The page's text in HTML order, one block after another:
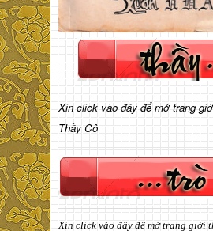
Xin click vào đây để mở trang
Thầy Cô
Xin click vào đây để mở trang giới